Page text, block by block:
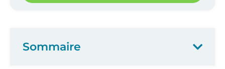
Sommaire